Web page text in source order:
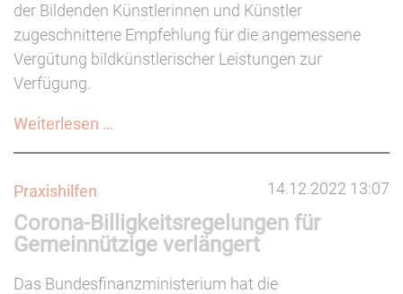
der Bildenden Künstlerinnen und Künstler
zugeschnittene Empfehlung für die angemessene
Vergütung bildkünstlerischer Leistungen zur
Verfügung.
Weiterlesen …
Künstler*innen
veröffentlicht
14.12.2022 13:07
Praxishilfen
Corona-Billigkeitsregelungen für
Gemeinnützige verlängert
Das Bundesfinanzministerium hat die